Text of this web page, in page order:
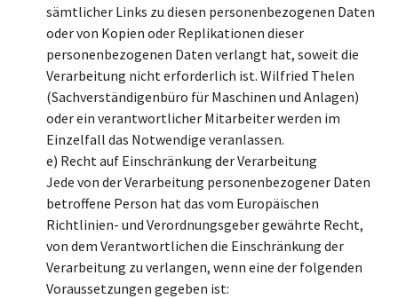
sämtlicher Links zu diesen personenbezogenen Daten
oder von Kopien oder Replikationen dieser
personenbezogenen Daten verlangt hat, soweit die
Verarbeitung nicht erforderlich ist. Wilfried Thelen
(Sachverständigenbüro für Maschinen und Anlagen)
oder ein verantwortlicher Mitarbeiter werden im
Einzelfall das Notwendige veranlassen.
e) Recht auf Einschränkung der Verarbeitung
Jede von der Verarbeitung personenbezogener Daten
betroffene Person hat das vom Europäischen
Richtlinien- und Verordnungsgeber gewährte Recht,
von dem Verantwortlichen die Einschränkung der
Verarbeitung zu verlangen, wenn eine der folgenden
Voraussetzungen gegeben ist: